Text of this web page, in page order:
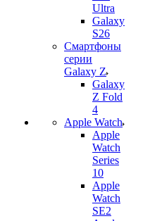
Ultra
Galaxy
S26
Смартфоны
серии
Galaxy Z
Galaxy
Z Fold
4
Apple Watch
Apple
Watch
Series
10
Apple
Watch
SE2